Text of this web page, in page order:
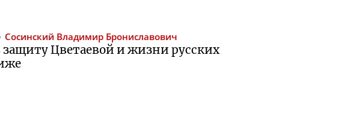
Сосинский Владимир Брониславович
защиту Цветаевой и жизни русских